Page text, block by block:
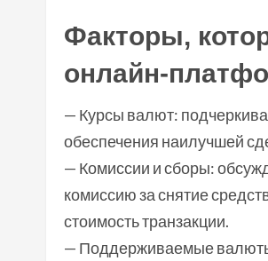
Факторы,
онлайн-
— Курсы валют:
обеспечения наилучшей
— Комиссии и сборы:
комиссию за снятие
стоимость транзакции.
— Поддерживаемые